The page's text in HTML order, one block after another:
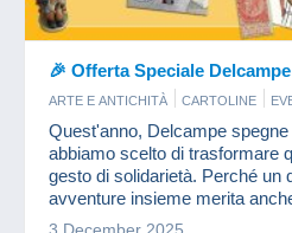
🎉 Offerta Speciale
ARTE E ANTICHITÀ CARTOLINE
FRANCOBOLLI
FUMETTI
PUBBLICITARI
VECCHI DOCUMENTI
Quest'anno, Delcampe
abbiamo scelto di trasformare
gesto di solidarietà. Perché un
avventure insieme merita
ha più bisogno.